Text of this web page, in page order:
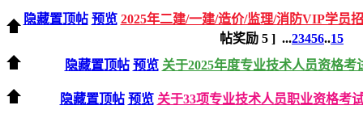
隐藏置顶帖 预览 2025年二建/一建/造价/监理/消防VIP学员
帖奖励 5 ] ...23456..15
隐藏置顶帖 预览 关于2025年度专业技术人员资格
隐藏置顶帖 预览 关于33项专业技术人员职业资格考